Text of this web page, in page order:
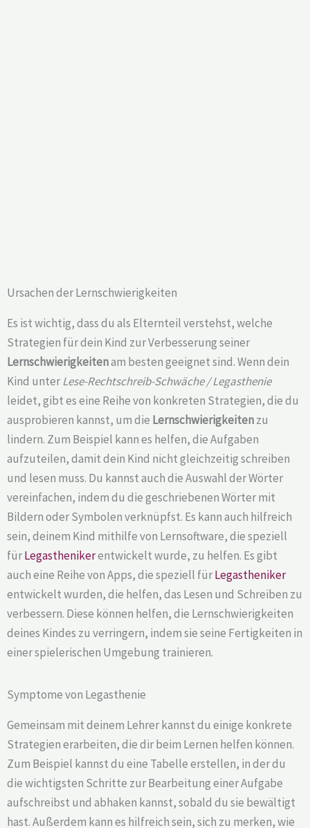
Ursachen der Lernschwierigkeiten
Es ist wichtig, dass du als Elternteil verstehst, welche
Strategien für dein Kind zur Verbesserung seiner
Lernschwierigkeitenam besten geeignet sind. Wenn dein
Kind unterLese-Rechtschreib-Schwäche / Legasthenie
leidet, gibt es eine Reihe von konkreten Strategien, die du
ausprobieren kannst, um die Lernschwierigkeitenzu
lindern. Zum Beispiel kann es helfen, die Aufgaben
aufzuteilen, damit dein Kind nicht gleichzeitig schreiben
und lesen muss. Du kannst auch die Auswahl der Wörter
vereinfachen, indem du die geschriebenen Wörter mit
Bildern oder Symbolen verknüpfst. Es kann auch hilfreich
sein, deinem Kind mithilfe von Lernsoftware, die speziell
fürLegasthenikerentwickelt wurde, zu helfen. Es gibt
auch eine Reihe von Apps, die speziell fürLegastheniker
entwickelt wurden, die helfen, das Lesen und Schreiben zu
verbessern. Diese können helfen, die Lernschwierigkeiten
deines Kindes zu verringern, indem sie seine Fertigkeiten in
einer spielerischen Umgebung trainieren.
Symptome von Legasthenie
Gemeinsam mit deinem Lehrer kannst du einige konkrete
Strategien erarbeiten, die dir beim Lernen helfen können.
Zum Beispiel kannst du eine Tabelle erstellen, in der du
die wichtigsten Schritte zur Bearbeitung einer Aufgabe
aufschreibst und abhaken kannst, sobald du sie bewältigt
hast. Außerdem kann es hilfreich sein, sich zu merken, wie